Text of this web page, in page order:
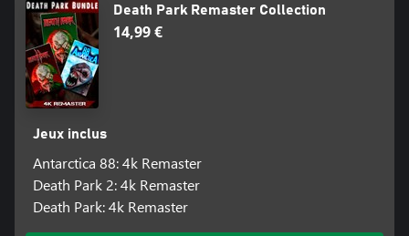
Death Park Remaster Collection
14,99 €
Jeux inclus
Antarctica 88: 4k Remaster
Death Park 2: 4k Remaster
Death Park: 4k Remaster